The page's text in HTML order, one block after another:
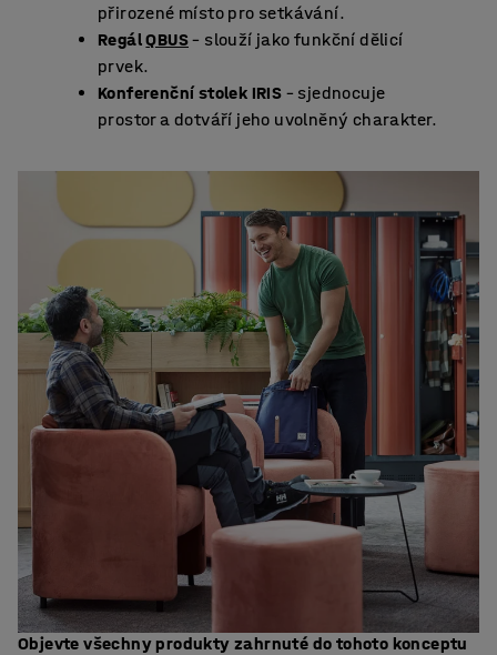
přirozené místo pro setkávání.
RegálQBUS– slouží jako funkční dělicí
prvek.
Konferenční stolek IRIS – sjednocuje
prostor a dotváří jeho uvolněný charakter.
Objevte všechny produkty zahrnuté do tohoto konceptu